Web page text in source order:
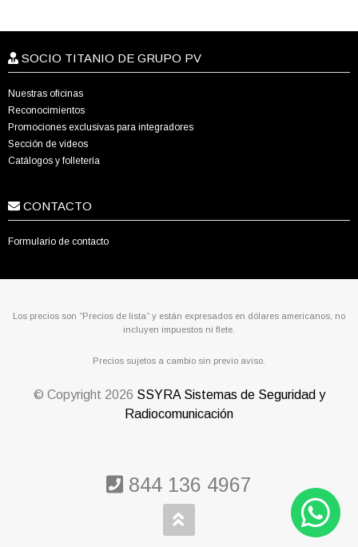
SOCIO TITANIO DE GRUPO PV
Nuestras oficinas
Reconocimientos
Promociones exclusivas para integradores
Sección de videos
Catálogos y folletería
CONTACTO
Formulario de contacto
Los precios son “Precios de lista” y están expresados en dólares americanos, no
incluyen impuestos ni flete.
Precios sujetos a cambio sin previo aviso.
© Copyright 2026 SSYRA Sistemas de Seguridad y
Radiocomunicación
844 136 4967